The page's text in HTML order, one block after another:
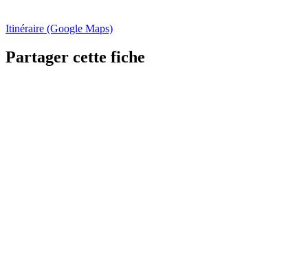
Itinéraire (Google Maps)
Partager cette fiche